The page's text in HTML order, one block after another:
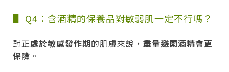
▋ Q4：含酒精的保養品對敏弱肌一定不行嗎？
對正處於敏感發作期的肌膚來說， 盡量避開酒精會更
保險 。